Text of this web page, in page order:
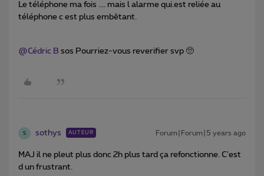
Le téléphone ma fois .... mais l alarme qui.est reliée au
téléphone c est plus embêtant.
@Cédric B sos Pourriez-vous reverifier svp 🥺
S sothys AUTEUR Forum|Forum|5 years ago
MAJ il ne pleut plus donc 2h plus tard ça refonctionne. C'est
d un frustrant.